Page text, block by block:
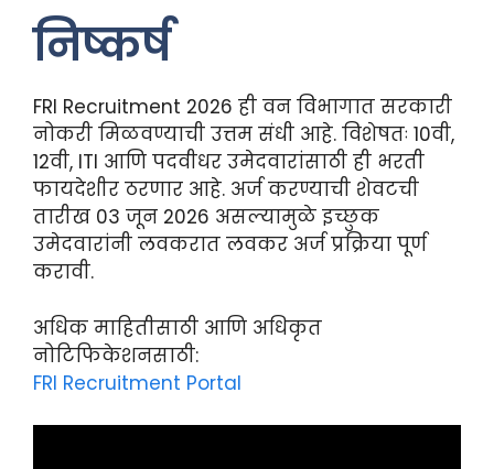
निष्कर्ष
FRI Recruitment 2026 ही वन विभागात सरकारी
नोकरी मिळवण्याची उत्तम संधी आहे. विशेषतः 10वी,
12वी, ITI आणि पदवीधर उमेदवारांसाठी ही भरती
फायदेशीर ठरणार आहे. अर्ज करण्याची शेवटची
तारीख 03 जून 2026 असल्यामुळे इच्छुक
उमेदवारांनी लवकरात लवकर अर्ज प्रक्रिया पूर्ण
करावी.
अधिक माहितीसाठी आणि अधिकृत
नोटिफिकेशनसाठी:
FRI Recruitment Portal